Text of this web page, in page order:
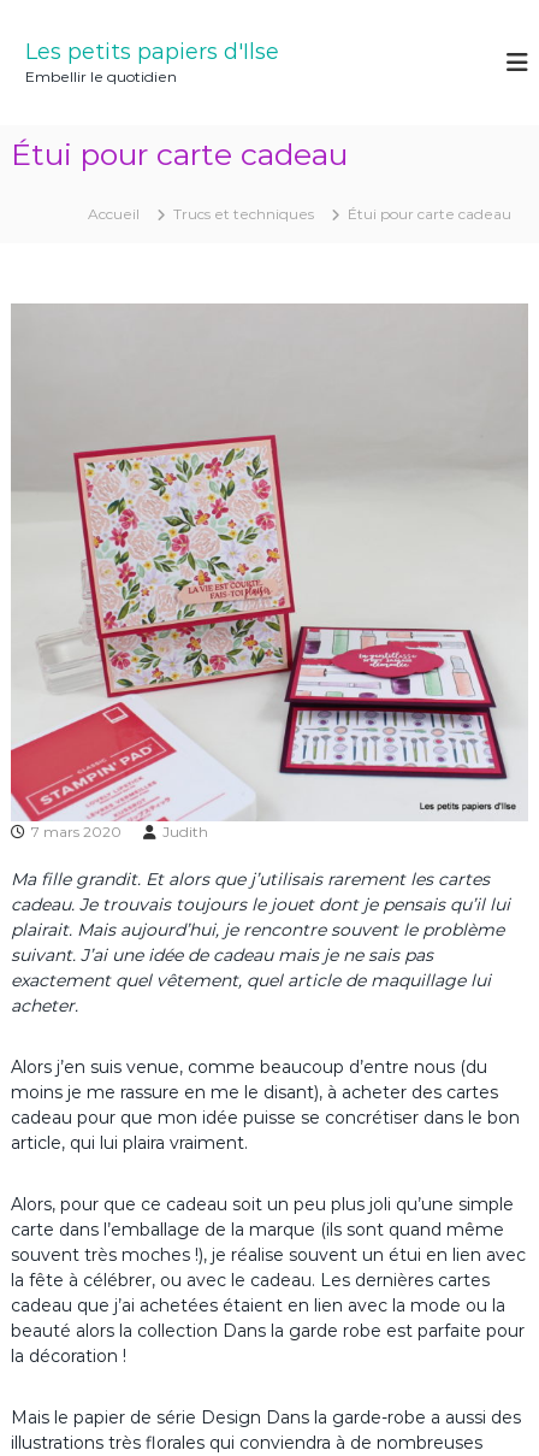
Les petits papiers d'Ilse
Embellir le quotidien
Étui pour carte cadeau
Accueil Trucs et techniques Étui pour carte cadeau
7 mars 2020 Judith
Ma fille grandit. Et alors que j’utilisais rarement les cartes
cadeau. Je trouvais toujours le jouet dont je pensais qu’il lui
plairait. Mais aujourd’hui, je rencontre souvent le problème
suivant. J’ai une idée de cadeau mais je ne sais pas
exactement quel vêtement, quel article de maquillage lui
acheter.
Alors j’en suis venue, comme beaucoup d’entre nous (du
moins je me rassure en me le disant), à acheter des cartes
cadeau pour que mon idée puisse se concrétiser dans le bon
article, qui lui plaira vraiment.
Alors, pour que ce cadeau soit un peu plus joli qu’une simple
carte dans l’emballage de la marque (ils sont quand même
souvent très moches !), je réalise souvent un étui en lien avec
la fête à célébrer, ou avec le cadeau. Les dernières cartes
cadeau que j’ai achetées étaient en lien avec la mode ou la
beauté alors la collection Dans la garde robe est parfaite pour
la décoration !
Mais le papier de série Design Dans la garde-robe a aussi des
illustrations très florales qui conviendra à de nombreuses